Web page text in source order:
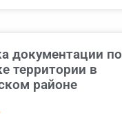
документации по
территории в
районе